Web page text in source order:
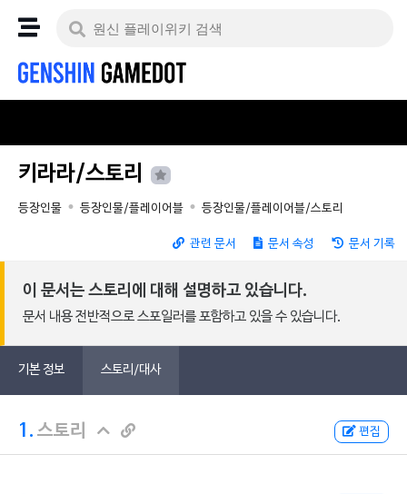
키라라/스토리
등장인물 등장인물/플레이어블 등장인물/플레이어블/스토리
관련 문서 문서 속성 문서 기록
이 문서는 스토리에 대해 설명하고 있습니다.
문서 내용 전반적으로 스포일러를 포함하고 있을 수 있습니다.
기본 정보 스토리/대사
1. 스토리 편집